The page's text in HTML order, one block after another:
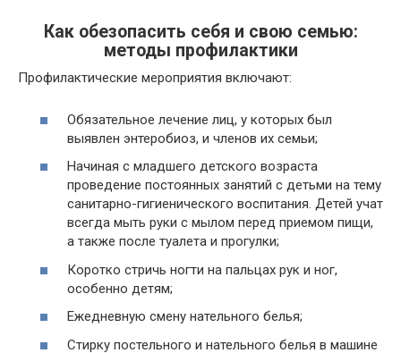
Как обезопасить себя и свою семью:
методы профилактики
Профилактические мероприятия включают:
Обязательное лечение лиц, у которых был
выявлен энтеробиоз, и членов их семьи;
Начиная с младшего детского возраста
проведение постоянных занятий с детьми на тему
санитарно-гигиенического воспитания. Детей учат
всегда мыть руки с мылом перед приемом пищи,
а также после туалета и прогулки;
Коротко стричь ногти на пальцах рук и ног,
особенно детям;
Ежедневную смену нательного белья;
Стирку постельного и нательного белья в машине